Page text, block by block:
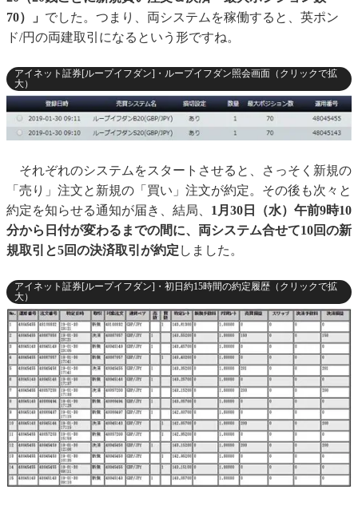
70）」 でした。つまり、両システムを稼働すると、英ポン
ド/円の両建取引になるという形ですね。
アイネット証券[ループイフダン]・ループイフダン照会画面（クリックで拡
大）
それぞれのシステムをスタートさせると、さっそく新規の
「売り」注文と新規の「買い」注文が約定。その後も次々と
約定を知らせる通知が届き、結局、 1月30日（水）午前9時10
分から日付が変わるまでの間に、両システム合せて10回の新
規取引と5回の決済取引が約定 しました。
アイネット証券[ループイフダン]・初日約15時間の約定履歴（クリックで拡
大）